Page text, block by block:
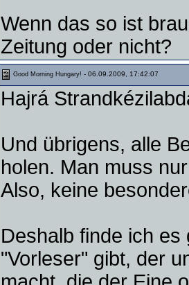
Wenn das so ist
Zeitung oder nicht?
Good Morning Hungary! - 06.09.2009, 17:42:07
Hajrá
Und übrigens, alle
holen. Man muss
Also, keine
Deshalb finde ich
"Vorleser" gibt, der